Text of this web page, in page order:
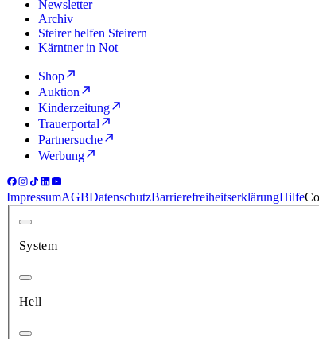
Newsletter
Archiv
Steirer helfen Steirern
Kärntner in Not
Shop
Auktion
Kinderzeitung
Trauerportal
Partnersuche
Werbung
ImpressumAGBDatenschutzBarrierefreiheitserklärungHilfe
System
Hell